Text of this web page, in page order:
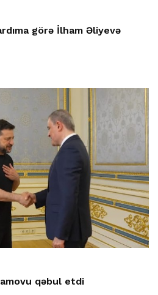
görə İlham Əliyevə
qəbul etdi